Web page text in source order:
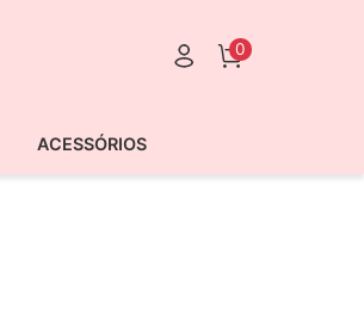
0
ACESSÓRIOS